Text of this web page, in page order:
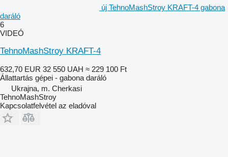
új TehnoMashStroy KRAFT-4 gabona
daráló
6
VIDEÓ
TehnoMashStroy KRAFT-4
632,70 EUR 32 550 UAH ≈ 229 100 Ft
Állattartás gépei - gabona daráló
Ukrajna, m. Cherkasi
TehnoMashStroy
Kapcsolatfelvétel az eladóval